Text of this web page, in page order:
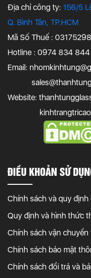
Địa chỉ công ty: 156/5
Q. Bình Tân, TP.HCM
Mã Số Thuế :
Hotline : 0974 834
Email:
Website:
ĐIỀU KHOẢN SỬ
Chính sách và quy định
Quy định và hình thức
Chính sách vận chuyển
Chính sách bảo mật
Chính sách đổi trả và